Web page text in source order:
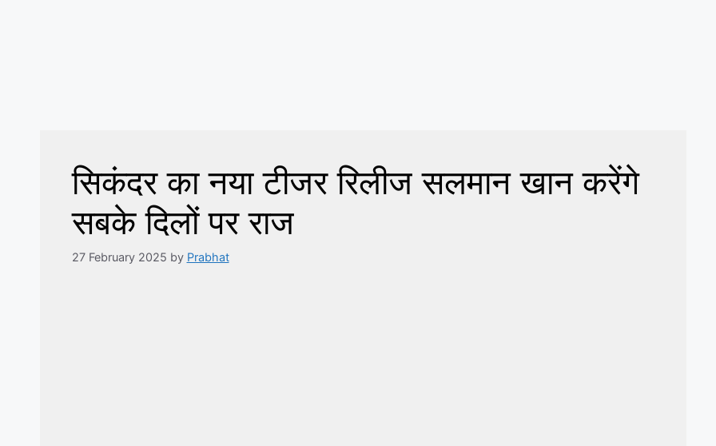
सिकंदर का नया टीजर रिलीज सलमान खान करेंगे
सबके दिलों पर राज
27 February 2025 by Prabhat